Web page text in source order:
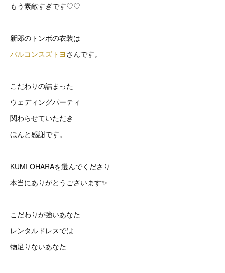
もう素敵すぎです♡♡
新郎のトンボの衣装は
バルコンスズトヨさんです。
こだわりの詰まった
ウェディングパーティ
関わらせていただき
ほんと感謝です。
KUMI OHARAを選んでくださり
本当にありがとうございます✨
こだわりが強いあなた
レンタルドレスでは
物足りないあなた